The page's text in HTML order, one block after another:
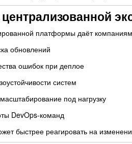
платформы даёт
обновлений
ошибок при деплое
систем
под нагрузку
DevOps-команд
быстрее реагировать на